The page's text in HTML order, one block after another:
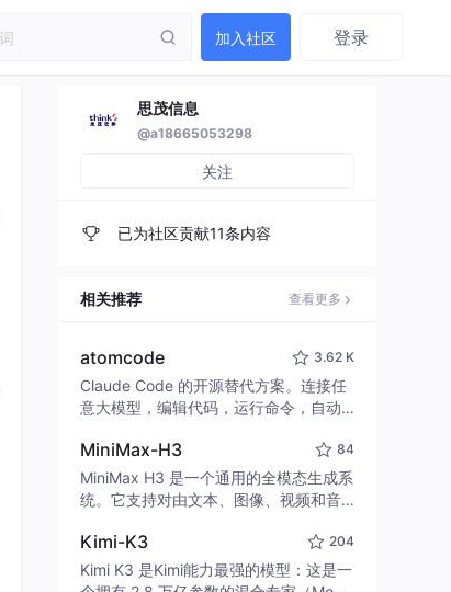
加入社区 登录
思茂信息
@a18665053298
关注
已为社区贡献11条内容
相关推荐 查看更多
atomcode 3.62 K
Claude Code 的开源替代方案。连接任
意大模型，编辑代码，运行命令，自动
致性能。 ｜ An open-source alternativ
e to Claude Code. Connect any LLM,
edit code, run commands, and verify
MiniMax-H3 84
MiniMax H3 是一个通用的全模态生成系
统。它支持对由文本、图像、视频和音
并能生成分辨率高达 2K、时长可达 15
秒的带原生立体声音频的视频。得益于
面向任务泛化的系统设计，H3 在预训练
Kimi-K3 204
Kimi K3 是Kimi能力最强的模型：这是一